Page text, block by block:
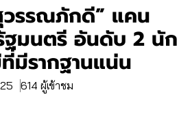
วรรณภักดี” แคน
ฐมนตรี อันดับ 2 นัก
มีรากฐานแน่น
614 ผู้เข้าชม